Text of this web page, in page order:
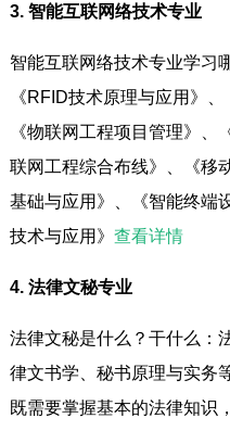
3. 智能互联网络技术专业
智能互联网络技术专业学习
《RFID技术原理与应用》
《物联网工程项目管理》
联网工程综合布线》、《移
基础与应用》、《智能终端
技术与应用》 查看详情
4. 法律文秘专业
法律文秘是什么？干什么：
律文书学、秘书原理与实务
既需要掌握基本的法律知识